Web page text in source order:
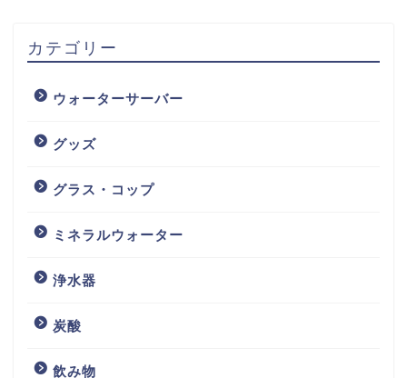
カテゴリー
ウォーターサーバー
グッズ
グラス・コップ
ミネラルウォーター
浄水器
炭酸
飲み物